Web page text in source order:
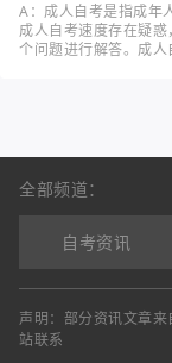
A：成人自考是指成年
成人自考速度存在疑
个问题进行解答。成
全部频道：
自考资讯
声明：部分资讯文章
站联系